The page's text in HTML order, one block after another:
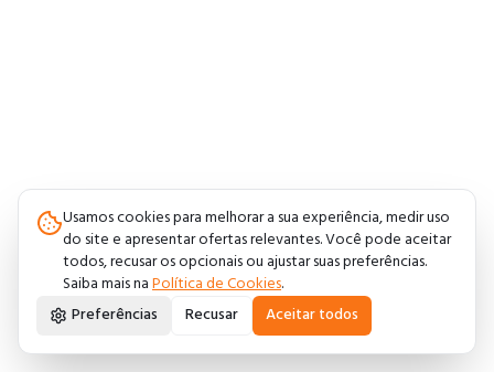
Usamos cookies para melhorar a sua experiência, medir uso
do site e apresentar ofertas relevantes. Você pode aceitar
todos, recusar os opcionais ou ajustar suas preferências.
Saiba mais naPolítica de Cookies.
Preferências
Recusar Aceitar todos